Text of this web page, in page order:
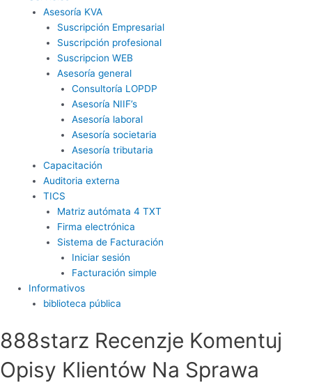
Asesoría KVA
Suscripción Empresarial
Suscripción profesional
Suscripcion WEB
Asesoría general
Consultoría LOPDP
Asesoría NIIF’s
Asesoría laboral
Asesoría societaria
Asesoría tributaria
Capacitación
Auditoria externa
TICS
Matriz autómata 4 TXT
Firma electrónica
Sistema de Facturación
Iniciar sesión
Facturación simple
Informativos
biblioteca pública
888starz Recenzje Komentuj
Opisy Klientów Na Sprawa